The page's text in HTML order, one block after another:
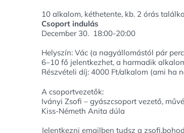
10 alkalom, kéthetente, kb. 2 órás
Csoport indulás
December 30. 18:00-20:00
Helyszín: Vác (a nagyállomástól pár
6–10 fő jelentkezhet, a harmadik
Részvételi díj: 4000 Ft/alkalom (ami ha
A csoportvezetők:
Iványi Zsofi – gyászcsoport vezető,
Kiss-Németh Anita dúla
Jelentkezni emailben tudsz a